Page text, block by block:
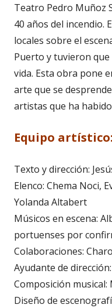
Teatro Pedro Muñoz
40 años del incendio.
locales sobre el
Puerto y tuvieron
vida. Esta obra pone
arte que se
artistas que ha
Equipo artístico:
Texto y dirección:
Elenco: Chema Noci,
Yolanda Altabert
Músicos en escena:
portuenses por
Colaboraciones:
Ayudante de
Composición
Diseño de